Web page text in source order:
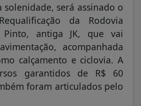
solenidade, será assinado o
da Rodovia
Pinto, antiga JK, que vai
acompanhada
calçamento e ciclovia. A
garantidos de R$ 60
foram articulados pelo